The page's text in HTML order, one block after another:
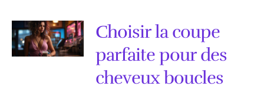
Choisir la coupe
parfaite pour des
cheveux boucles